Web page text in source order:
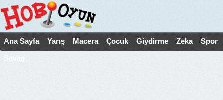
Ana Sayfa Yarış Macera Çocuk Giydirme Zeka Spor